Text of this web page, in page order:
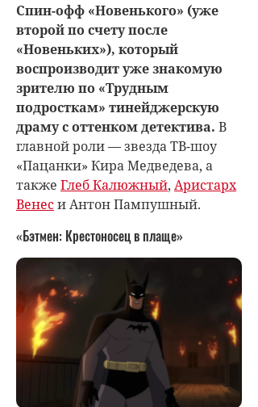
Спин-офф «Новенького» (уже
второй по счету после
«Новеньких»), который
воспроизводит уже знакомую
зрителю по «Трудным
подросткам» тинейджерскую
драму с оттенком детектива. В
главной роли — звезда ТВ-шоу
«Пацанки» Кира Медведева, а
также Глеб Калюжный, Аристарх
Венеси Антон Пампушный.
«Бэтмен: Крестоносец в плаще»